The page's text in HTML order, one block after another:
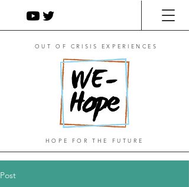
OUT OF CRISIS EXPERIENCES
HOPE FOR THE FUTURE
Post